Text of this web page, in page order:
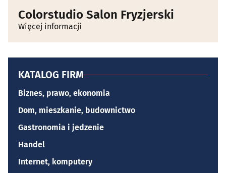
Colorstudio Salon Fryzjerski
Więcej informacji
KATALOG FIRM
Biznes, prawo, ekonomia
Dom, mieszkanie, budownictwo
Gastronomia i jedzenie
Handel
Internet, komputery